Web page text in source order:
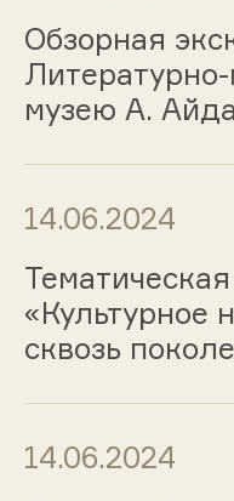
Обзорная
музею А.
14.06.2024
«Культурное
сквозь
14.06.2024